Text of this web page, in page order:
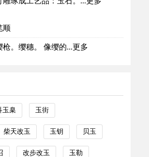
顺
。缨穗。 像缨的...更多
玉臬 玉街
柴天改玉 玉钥 贝玉
改步改玉 玉勒